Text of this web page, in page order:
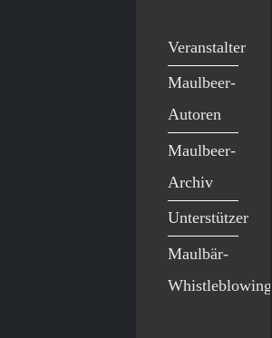
Veranstalter
Maulbeer-
Autoren
Maulbeer-
Archiv
Unterstützer
Maulbär-
Whistleblowing